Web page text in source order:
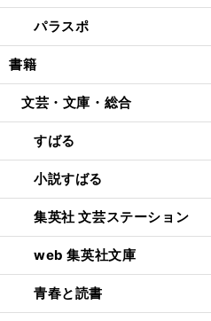
パラスポ
書籍
文芸・文庫・総合
すばる
小説すばる
集英社 文芸ステーション
web 集英社文庫
青春と読書